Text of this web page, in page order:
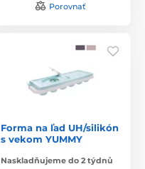
Porovnať
Forma na ľad UH/silikón
s vekom YUMMY
Naskladňujeme do 2 týdnů